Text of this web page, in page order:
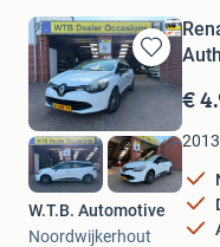
Bewaren
in
Mijn
Favorieten
€
2013
W.T.B. Automotive
Noordwijkerhout